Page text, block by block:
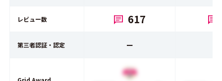
レビュー数 617
第三者認証・認定 ー